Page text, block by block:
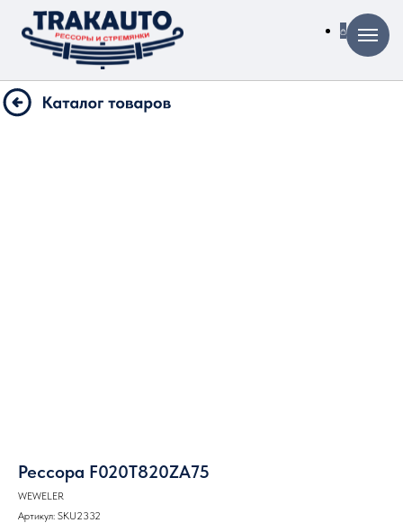
Рессора F020T820ZA75
WEWELER
Артикул: SKU2332